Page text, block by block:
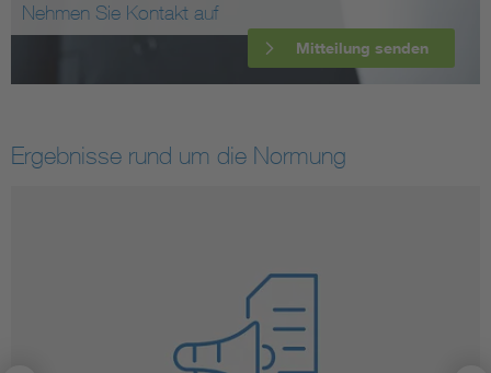
Nehmen Sie Kontakt auf
Mitteilung senden
Ergebnisse rund um die Normung